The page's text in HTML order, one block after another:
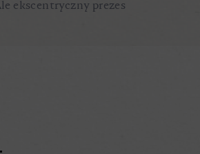
ekscentryczny prezes